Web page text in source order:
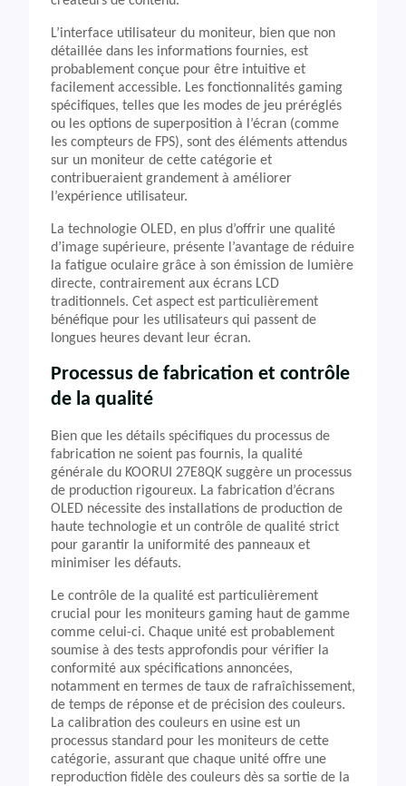
L’interface utilisateur du moniteur, bien que non
détaillée dans les informations fournies, est
probablement conçue pour être intuitive et
facilement accessible. Les fonctionnalités gaming
spécifiques, telles que les modes de jeu préréglés
ou les options de superposition à l’écran (comme
les compteurs de FPS), sont des éléments attendus
sur un moniteur de cette catégorie et
contribueraient grandement à améliorer
l’expérience utilisateur.
La technologie OLED, en plus d’offrir une qualité
d’image supérieure, présente l’avantage de réduire
la fatigue oculaire grâce à son émission de lumière
directe, contrairement aux écrans LCD
traditionnels. Cet aspect est particulièrement
bénéfique pour les utilisateurs qui passent de
longues heures devant leur écran.
Processus de fabrication et contrôle
de la qualité
Bien que les détails spécifiques du processus de
fabrication ne soient pas fournis, la qualité
générale du KOORUI 27E8QK suggère un processus
de production rigoureux. La fabrication d’écrans
OLED nécessite des installations de production de
haute technologie et un contrôle de qualité strict
pour garantir la uniformité des panneaux et
minimiser les défauts.
Le contrôle de la qualité est particulièrement
crucial pour les moniteurs gaming haut de gamme
comme celui-ci. Chaque unité est probablement
soumise à des tests approfondis pour vérifier la
conformité aux spécifications annoncées,
notamment en termes de taux de rafraîchissement,
de temps de réponse et de précision des couleurs.
La calibration des couleurs en usine est un
processus standard pour les moniteurs de cette
catégorie, assurant que chaque unité offre une
reproduction fidèle des couleurs dès sa sortie de la